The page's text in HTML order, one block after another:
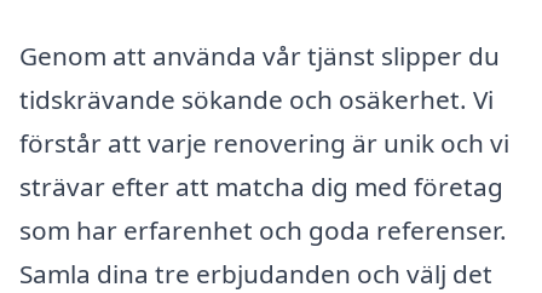
Genom att använda vår tjänst slipper du
tidskrävande sökande och osäkerhet. Vi
förstår att varje renovering är unik och vi
strävar efter att matcha dig med företag
som har erfarenhet och goda referenser.
Samla dina tre erbjudanden och välj det